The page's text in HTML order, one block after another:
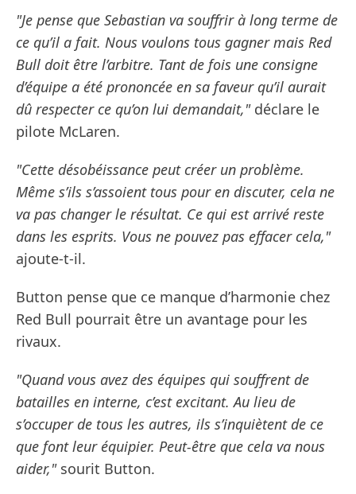
"Je pense que Sebastian va souffrir à long terme de
ce qu’il a fait. Nous voulons tous gagner mais Red
Bull doit être l’arbitre. Tant de fois une consigne
d’équipe a été prononcée en sa faveur qu’il aurait
dû respecter ce qu’on lui demandait,"déclare le
pilote McLaren.
"Cette désobéissance peut créer un problème.
Même s’ils s’assoient tous pour en discuter, cela ne
va pas changer le résultat. Ce qui est arrivé reste
dans les esprits. Vous ne pouvez pas effacer cela,"
ajoute-t-il.
Button pense que ce manque d’harmonie chez
Red Bull pourrait être un avantage pour les
rivaux.
"Quand vous avez des équipes qui souffrent de
batailles en interne, c’est excitant. Au lieu de
s’occuper de tous les autres, ils s’inquiètent de ce
que font leur équipier. Peut-être que cela va nous
aider,"sourit Button.